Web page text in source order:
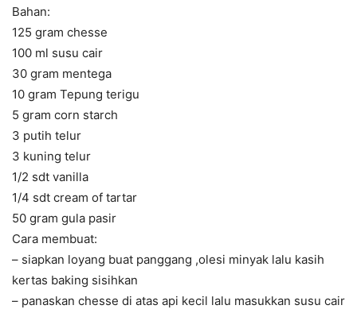
Bahan:
125 gram chesse
100 ml susu cair
30 gram mentega
10 gram Tepung terigu
5 gram corn starch
3 putih telur
3 kuning telur
1/2 sdt vanilla
1/4 sdt cream of tartar
50 gram gula pasir
Cara membuat:
– siapkan loyang buat panggang ,olesi minyak lalu kasih
kertas baking sisihkan
– panaskan chesse di atas api kecil lalu masukkan susu cair